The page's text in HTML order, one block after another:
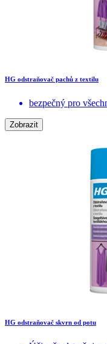
HG odstraňovač pachů z textilu
bezpečný pro
Zobrazit
HG odstraňovač skvrn od potu